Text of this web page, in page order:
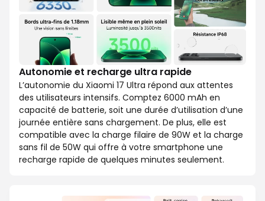
Autonomie et recharge ultra rapide
L’autonomie du Xiaomi 17 Ultra répond aux attentes
des utilisateurs intensifs. Comptez 6000 mAh en
capacité de batterie, soit une durée d’utilisation d’une
journée entière sans chargement. De plus, elle est
compatible avec la charge filaire de 90W et la charge
sans fil de 50W qui offre à votre smartphone une
recharge rapide de quelques minutes seulement.